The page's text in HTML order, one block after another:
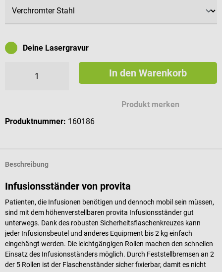
Deine Lasergravur
In den Warenkorb
Produkt merken
Produktnummer: 160186
Beschreibung
Infusionsständer von provita
Patienten, die Infusionen benötigen und dennoch mobil sein müssen,
sind mit dem höhenverstellbaren provita Infusionsständer gut
unterwegs. Dank des robusten Sicherheitsflaschenkreuzes kann
jeder Infusionsbeutel und anderes Equipment bis 2 kg einfach
eingehängt werden. Die leichtgängigen Rollen machen den schnellen
Einsatz des Infusionsständers möglich. Durch Feststellbremsen an 2
der 5 Rollen ist der Flaschenständer sicher fixierbar, damit es nicht